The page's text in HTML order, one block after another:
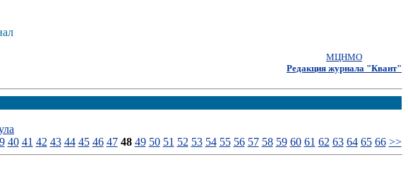
МЦНМО
Редакция журнала "Квант"
40 41 42 43 44 45 46 47 48 49 50 51 52 53 54 55 56 57 58 59 60 61 62 63 64 65 66 >>